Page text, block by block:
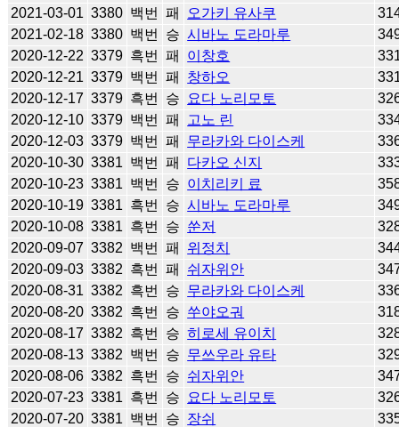
2021-03-01 3380 백번 패 오가키 유사쿠
2021-02-18 3380 백번 승 시바노 도라마루
2020-12-22 3379 흑번 패 이창호
2020-12-21 3379 백번 패 창하오
2020-12-17 3379 흑번 승 요다 노리모토
2020-12-10 3379 백번 패 고노 린
2020-12-03 3379 백번 패 무라카와 다이스케
2020-10-30 3381 백번 패 다카오 신지
2020-10-23 3381 백번 승 이치리키 료
2020-10-19 3381 흑번 승 시바노 도라마루
2020-10-08 3381 흑번 승 쑨저
2020-09-07 3382 백번 패 위정치
2020-09-03 3382 흑번 패 쉬자위안
2020-08-31 3382 흑번 승 무라카와 다이스케
2020-08-20 3382 흑번 승 쑤야오궈
2020-08-17 3382 흑번 승 히로세 유이치
2020-08-13 3382 백번 승 무쓰우라 유타
2020-08-06 3382 흑번 승 쉬자위안
2020-07-23 3381 흑번 승 요다 노리모토
2020-07-20 3381 백번 승 장쉬